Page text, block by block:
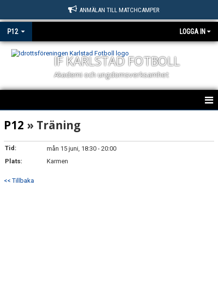
ANMÄLAN TILL MATCHCAMPER
P12 LOGGA IN
IF KARLSTAD FOTBOLL
Akademi och ungdomsverksamhet
HEM
NYHETER
KALENDER
MATCHER
P12 » Träning
Tid:
mån 15 juni, 18:30 - 20:00
Plats:
Karmen
<< Tillbaka